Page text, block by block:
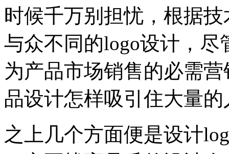
时候千万别担忧，根据
与众不同的logo设计，
为产品市场销售的必需
品设计怎样吸引住大量
之上几个方面便是设计